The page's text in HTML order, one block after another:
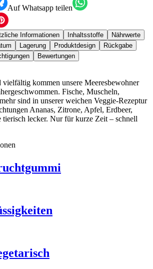
Auf Whatsapp teilen
Informationen Inhaltsstoffe
Nährwerte
Lagerung Produktdesign
Rückgabe
Bewertungen
kommen unsere Meeresbewohner
Fische, Muscheln,
sind in unserer weichen Veggie-Rezeptur
Ananas, Zitrone, Apfel, Erdbeer,
tierisch lecker. Nur für kurze Zeit – schnell